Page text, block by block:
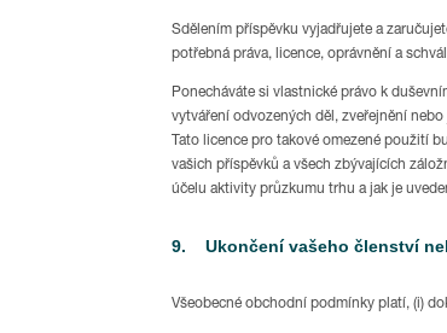
Sdělením příspěvku vyjadřujete a
potřebná práva, licence, oprávnění a
Ponecháváte si vlastnické právo k
vytváření odvozených děl, zveřejnění
Tato licence pro takové omezené použití
vašich příspěvků a všech zbývajících
účelu aktivity průzkumu trhu a jak je
9. Ukončení vašeho členství
Všeobecné obchodní podmínky platí, (i)